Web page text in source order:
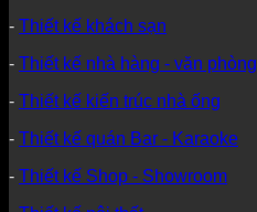
- Thiết kế khách sạn
- Thiết kế nhà hàng - văn phòng
- Thiết kế kiến trúc nhà ống
- Thiết kế quán Bar - Karaoke
- Thiết kế Shop - Showroom